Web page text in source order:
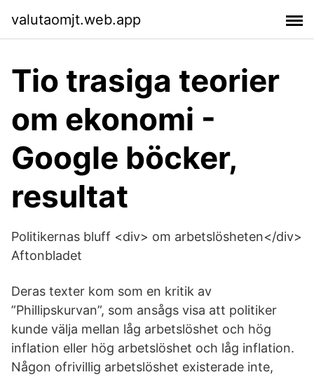
valutaomjt.web.app
Tio trasiga teorier
om ekonomi -
Google böcker,
resultat
Politikernas bluff <div> om arbetslösheten</div>
Aftonbladet
Deras texter kom som en kritik av
”Phillipskurvan”, som ansågs visa att politiker
kunde välja mellan låg arbetslöshet och hög
inflation eller hög arbetslöshet och låg inflation.
Någon ofrivillig arbetslöshet existerade inte,